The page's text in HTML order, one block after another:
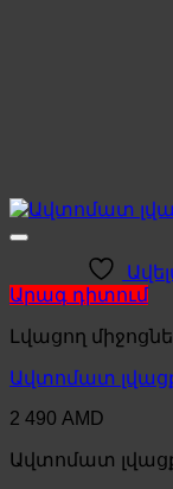
Արագ դիտում
Լվացող
Ավտոմատ
2 490 AMD
Ավտոմատ